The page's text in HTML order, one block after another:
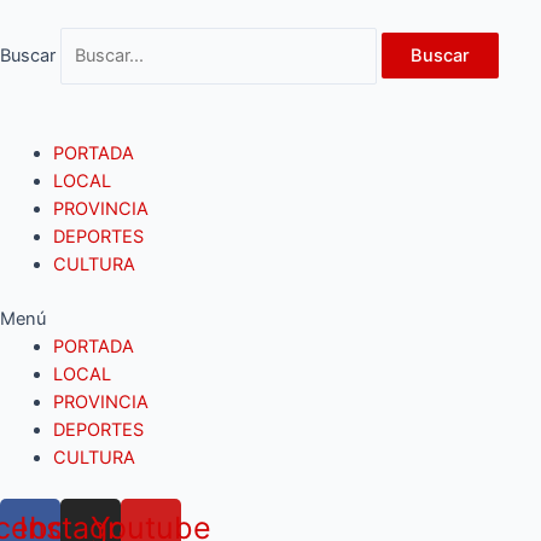
contenido
Buscar Buscar
PORTADA
LOCAL
PROVINCIA
DEPORTES
CULTURA
Menú
PORTADA
LOCAL
PROVINCIA
DEPORTES
CULTURA
Instagram
Youtube